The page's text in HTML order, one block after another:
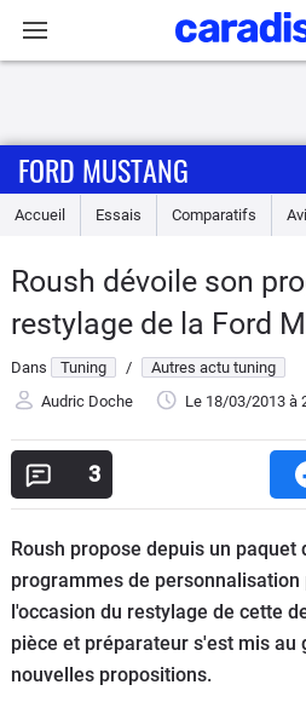
Accueil
Essais
Guide
d'achat
Electriques
Utilitaires
Flottes
Auto
Services
FORD MUSTANG
Accueil Essais Comparatifs
Roush dévoile son
restylage de la Ford
Dans Tuning /
Autres actu tuning
Audric Doche
Le 18/03/2013 à
3
Roush propose depuis un paquet
programmes de personnalisation
l'occasion du restylage de cette
pièce et préparateur s'est mis au
nouvelles propositions.